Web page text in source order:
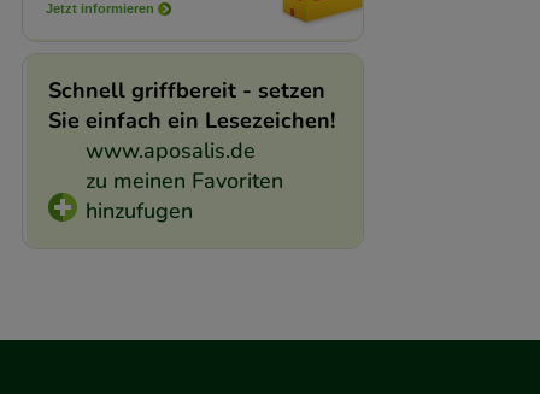
Jetzt informieren
Schnell griffbereit - setzen
Sie einfach ein Lesezeichen!
www.aposalis.de
zu meinen Favoriten
hinzufugen